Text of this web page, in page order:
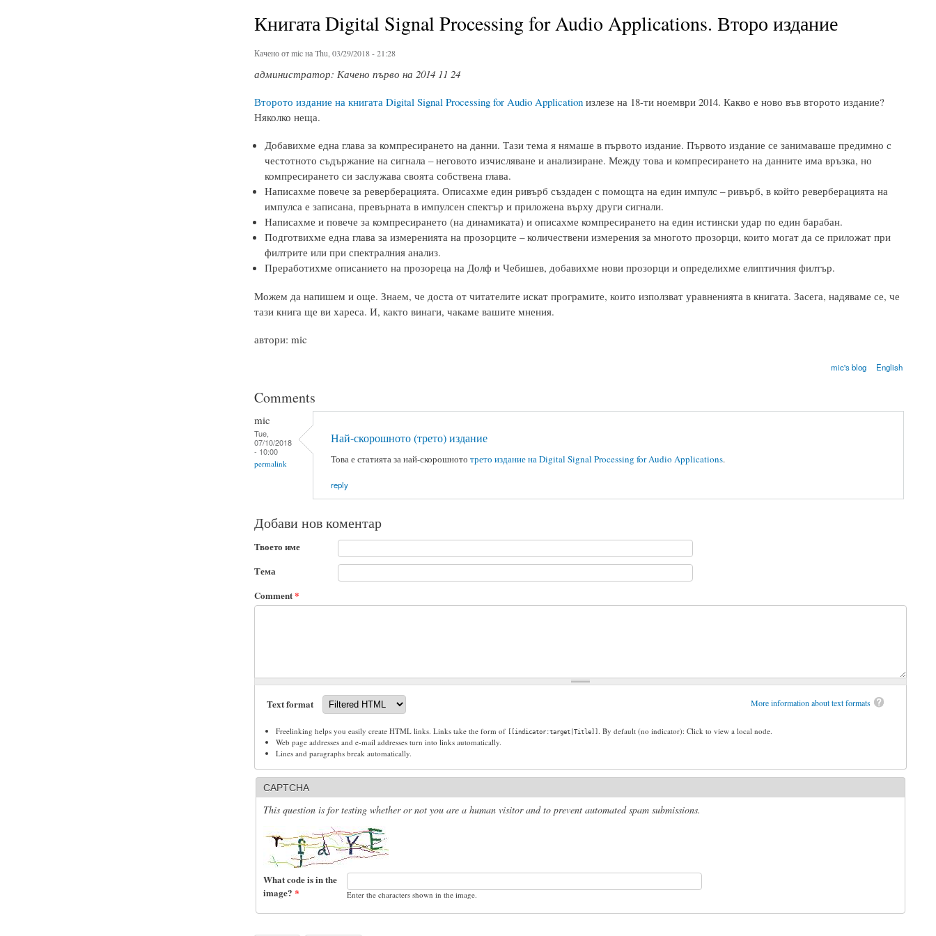
Книгата Digital Signal Processing for Audio Applications. Второ издание
Качено отmicна Thu, 03/29/2018 - 21:28
администратор: Качено първо на 2014 11 24
Второто издание на книгата Digital Signal Processing for Audio Applicationизлезе на 18-ти ноември 2014. Какво е ново във второто издание?
Няколко неща.
Добавихме една глава за компресирането на данни. Тази тема я нямаше в първото издание. Първото издание се занимаваше предимно с
честотното съдържание на сигнала – неговото изчисляване и анализиране. Между това и компресирането на данните има връзка, но
компресирането си заслужава своята собствена глава.
Написахме повече за реверберацията. Описахме един ривърб създаден с помощта на един импулс – ривърб, в който реверберацията на
импулса е записана, превърната в импулсен спектър и приложена върху други сигнали.
Написахме и повече за компресирането (на динамиката) и описахме компресирането на един истински удар по един барабан.
Подготвихме една глава за измеренията на прозорците – количествени измерения за многото прозорци, които могат да се приложат при
филтрите или при спектралния анализ.
Преработихме описанието на прозореца на Долф и Чебишев, добавихме нови прозорци и определихме елиптичния филтър.
Можем да напишем и още. Знаем, че доста от читателите искат програмите, които използват уравненията в книгата. Засега, надяваме се, че
тази книга ще ви хареса. И, както винаги, чакаме вашите мнения.
автори: mic
mic's blog English
Comments
mic
Tue,
07/10/2018
- 10:00
permalink
Най-скорошното (трето) издание
Това е статията за най-скорошното трето издание на Digital Signal Processing for Audio Applications.
reply
Добави нов коментар
Твоето име
Тема
Comment*
More information about text formats
Text format
Freelinking helps you easily create HTML links. Links take the form of [[indicator:target|Title]]. By default (no indicator): Click to view a local node.
Web page addresses and e-mail addresses turn into links automatically.
Lines and paragraphs break automatically.
CAPTCHA
This question is for testing whether or not you are a human visitor and to prevent automated spam submissions.
What code is in the
image? * Enter the characters shown in the image.